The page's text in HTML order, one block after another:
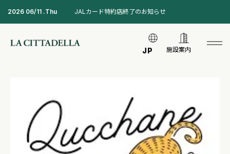
2026 06/11 .Thu JALカード特約店終了のお知らせ
JP 施設案内